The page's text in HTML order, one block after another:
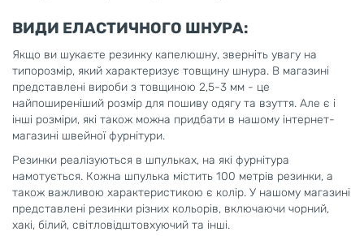
ВИДИ ЕЛАСТИЧНОГО ШНУРА:
Якщо ви шукаєте резинку капелюшну, зверніть увагу на
типорозмір, який характеризує товщину шнура. В магазині
представлені вироби з товщиною 2,5-3 мм - це
найпоширеніший розмір для пошиву одягу та взуття. Але є і
інші розміри, які також можна придбати в нашому інтернет-
магазині швейної фурнітури.
Резинки реалізуються в шпульках, на які фурнітура
намотується. Кожна шпулька містить 100 метрів резинки, а
також важливою характеристикою є колір. У нашому магазині
представлені резинки різних кольорів, включаючи чорний,
хакі, білий, світловідштовхуючий та інші.